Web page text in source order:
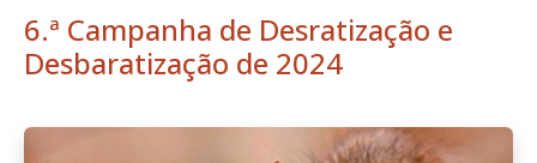
6.ª Campanha de Desratização e
Desbaratização de 2024